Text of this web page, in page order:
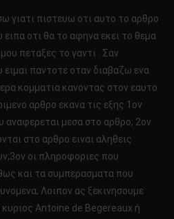
γιατι πιστευω οτι αυτο το αρθρο
οτι θα το αφηνα εκει το θεμα
πεταξες το γαντι . Σαν
παντοτε οταν διαβαζω ενα
κομματια κανοντας στον εαυτο
αρθρο εκανα τις εξης 1ον
αναφερεται μεσα στο αρθρο; 2ον
στο αρθρο ειναι αληθεις
οι πληροφοριες που
και τα συμπερασματα που
Λοιπον ας ξεκινησουμε
Antoine de Begereaux ή